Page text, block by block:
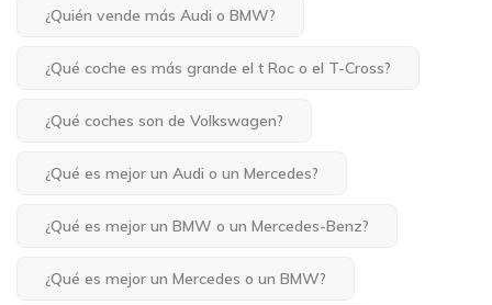
¿Quién vende más Audi o BMW?
¿Qué coche es más grande el t Roc o el T-Cross?
¿Qué coches son de Volkswagen?
¿Qué es mejor un Audi o un Mercedes?
¿Qué es mejor un BMW o un Mercedes-Benz?
¿Qué es mejor un Mercedes o un BMW?